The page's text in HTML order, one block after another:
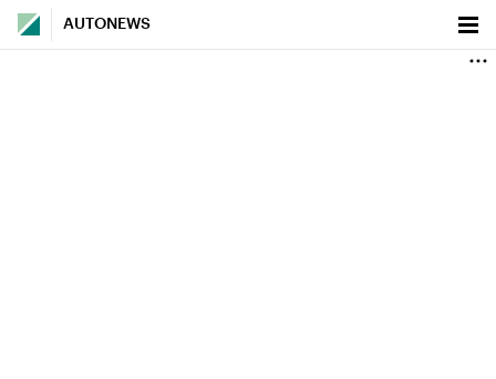
AUTONEWS